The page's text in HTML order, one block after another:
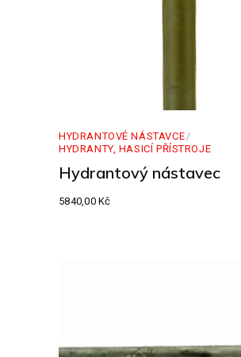
HYDRANTOVÉ NÁSTAVCE
HYDRANTY, HASICÍ PŘÍSTROJE
Hydrantový nástavec
5840,00Kč